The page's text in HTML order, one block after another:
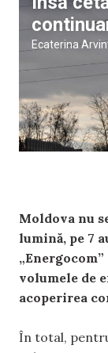
Ecaterina
Moldova nu
lumină, pe 7
volumele de
acoperirea
În total,